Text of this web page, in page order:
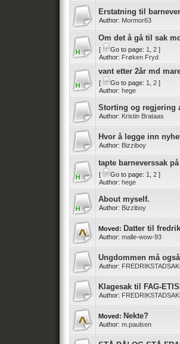
Erstatning til
Author: Mormor63
Om det å gå til sak
[ Go to page: 1 2 ]
Author: Frøken Fryd
vant etter 2år md
[ Go to page: 1 2 ]
Author: hege
Storting og regjering
Author: Kristin Brataas
Hvor å legge inn
Author: Bizziboy
tapte barneverssak
[ Go to page: 1 2 ]
Author: hege
About myself.
Author: Bizziboy
Moved: Datter til
Author: malle-wow-93
Ungdommen må
Author:
Klagesak til FAG-
Author:
Moved: Nekte?
Author: m.paulsen